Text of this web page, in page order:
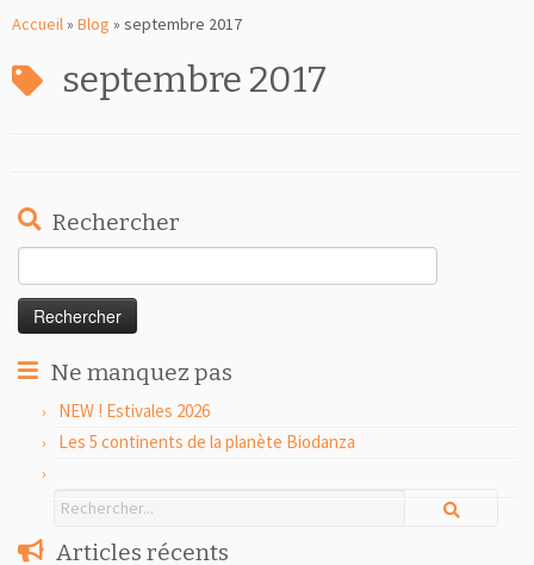
auAccueil» Blog » septembre 2017
septembre 2017
Rechercher
Ne manquez pas
NEW ! Estivales 2026
Les 5 continents de la planète Biodanza
Articles récents